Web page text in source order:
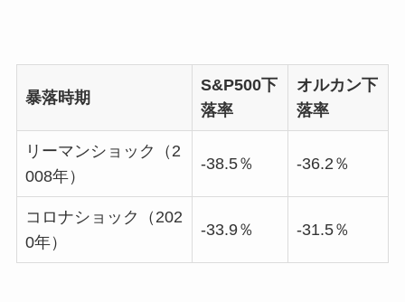
暴落時期
S&P500下
落率
オルカン下
落率
リーマンショック（2
008年）
-38.5％ -36.2％
コロナショック（202
0年）
-33.9％ -31.5％